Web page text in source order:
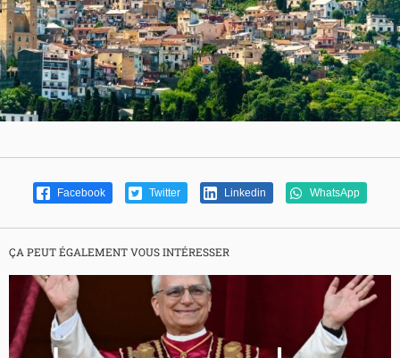
Facebook Twitter Linkedin WhatsApp
ÇA PEUT ÉGALEMENT VOUS INTÉRESSER